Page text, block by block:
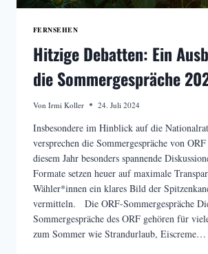
FERNSEHEN
Hitzige Debatten: Ein
die Sommergespräche
Von Irmi Koller 24. Juli 2024
Insbesondere im Hinblick auf die
versprechen die Sommergespräche von
diesem Jahr besonders spannende
Formate setzen heuer auf maximale
Wähler*innen ein klares Bild der
vermitteln. Die ORF-Sommergespräche
Sommergespräche des ORF gehören für
zum Sommer wie Strandurlaub, Eiscreme…